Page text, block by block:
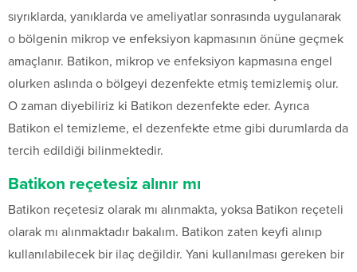
sıyrıklarda, yanıklarda ve ameliyatlar sonrasında uygulanarak
o bölgenin mikrop ve enfeksiyon kapmasının önüne geçmek
amaçlanır. Batikon, mikrop ve enfeksiyon kapmasına engel
olurken aslında o bölgeyi dezenfekte etmiş temizlemiş olur.
O zaman diyebiliriz ki Batikon dezenfekte eder. Ayrıca
Batikon el temizleme, el dezenfekte etme gibi durumlarda da
tercih edildiği bilinmektedir.
Batikon reçetesiz alınır mı
Batikon reçetesiz olarak mı alınmakta, yoksa Batikon reçeteli
olarak mı alınmaktadır bakalım. Batikon zaten keyfi alınıp
kullanılabilecek bir ilaç değildir. Yani kullanılması gereken bir